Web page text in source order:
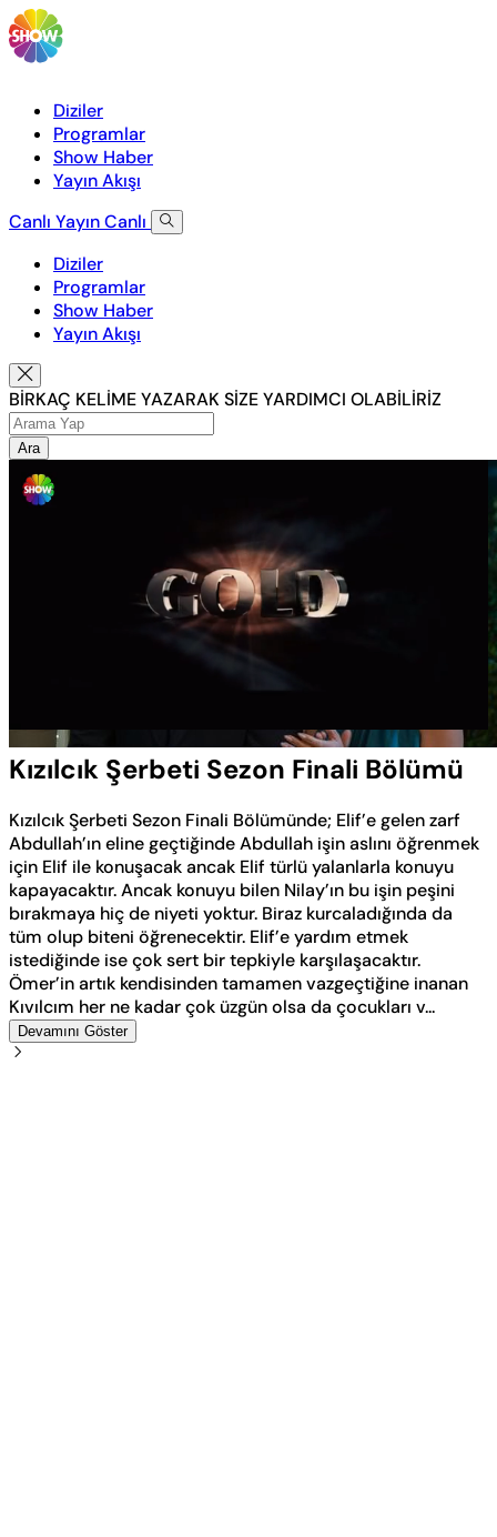
Diziler
Programlar
Show Haber
Yayın Akışı
Canlı YayınCanlı
Diziler
Programlar
Show Haber
Yayın Akışı
BİRKAÇ KELİME YAZARAK SİZE YARDIMCI OLABİLİRİZ
Ara
Hızı
Kızılcık Şerbeti Sezon Finali Bölümü
Kızılcık Şerbeti Sezon Finali Bölümünde; Elif’e gelen zarf
Abdullah’ın eline geçtiğinde Abdullah işin aslını öğrenmek
için Elif ile konuşacak ancak Elif türlü yalanlarla konuyu
kapayacaktır. Ancak konuyu bilen Nilay’ın bu işin peşini
bırakmaya hiç de niyeti yoktur. Biraz kurcaladığında da
tüm olup biteni öğrenecektir. Elif’e yardım etmek
istediğinde ise çok sert bir tepkiyle karşılaşacaktır.
Ömer’in artık kendisinden tamamen vazgeçtiğine inanan
Kıvılcım her ne kadar çok üzgün olsa da çocukları v...
Devamını Göster